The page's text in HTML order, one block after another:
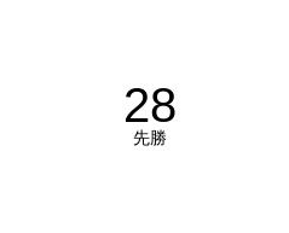
28
先勝